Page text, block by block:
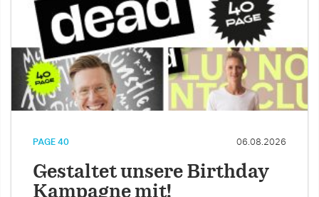
PAGE 40 06.08.2026
Gestaltet unsere Birthday
Kampagne mit!